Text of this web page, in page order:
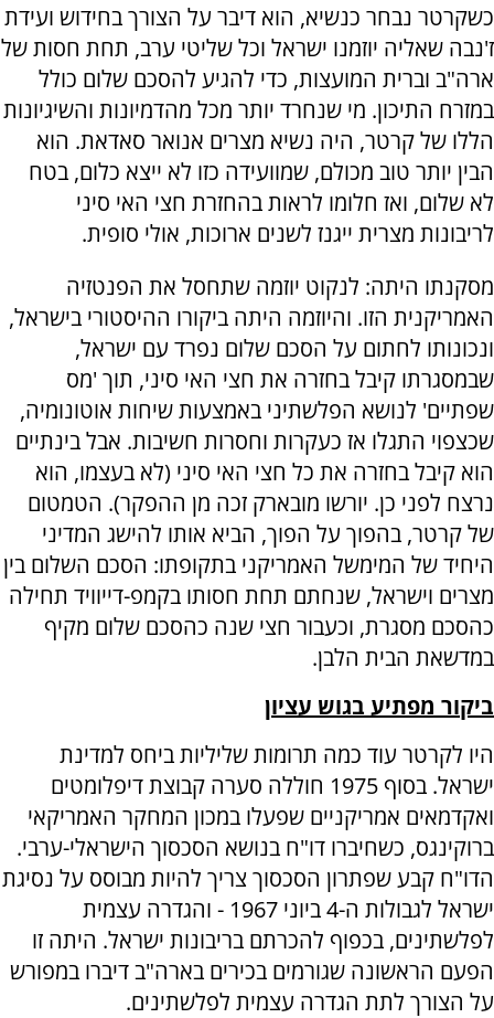
כשקרטר נבחר כנשיא, הוא דיבר על הצורך בחידוש ועידת
ז'נבה שאליה יוזמנו ישראל וכל שליטי ערב, תחת חסות של
ארה"ב וברית המועצות, כדי להגיע להסכם שלום כולל
במזרח התיכון. מי שנחרד יותר מכל מהדמיונות והשיגיונות
הללו של קרטר, היה נשיא מצרים אנואר סאדאת. הוא
הבין יותר טוב מכולם, שמוועידה כזו לא ייצא כלום, בטח
לא שלום, ואז חלומו לראות בהחזרת חצי האי סיני
לריבונות מצרית ייגנז לשנים ארוכות, אולי סופית.
מסקנתו היתה: לנקוט יוזמה שתחסל את הפנטזיה
האמריקנית הזו. והיוזמה היתה ביקורו ההיסטורי בישראל,
ונכונותו לחתום על הסכם שלום נפרד עם ישראל,
שבמסגרתו קיבל בחזרה את חצי האי סיני, תוך 'מס
שפתיים' לנושא הפלשתיני באמצעות שיחות אוטונומיה,
שכצפוי התגלו אז כעקרות וחסרות חשיבות. אבל בינתיים
הוא קיבל בחזרה את כל חצי האי סיני (לא בעצמו, הוא
נרצח לפני כן. יורשו מובארק זכה מן ההפקר). הטמטום
של קרטר, בהפוך על הפוך, הביא אותו להישג המדיני
היחיד של המימשל האמריקני בתקופתו: הסכם השלום בין
מצרים וישראל, שנחתם תחת חסותו בקמפ-דייוויד תחילה
כהסכם מסגרת, וכעבור חצי שנה כהסכם שלום מקיף
במדשאת הבית הלבן.
ביקור מפתיע בגוש עציון
היו לקרטר עוד כמה תרומות שליליות ביחס למדינת
ישראל. בסוף 1975 חוללה סערה קבוצת דיפלומטים
ואקדמאים אמריקניים שפעלו במכון המחקר האמריקאי
ברוקינגס, כשחיברו דו"ח בנושא הסכסוך הישראלי-ערבי.
הדו"ח קבע שפתרון הסכסוך צריך להיות מבוסס על נסיגת
ישראל לגבולות ה-4 ביוני 1967 - והגדרה עצמית
לפלשתינים, בכפוף להכרתם בריבונות ישראל. היתה זו
הפעם הראשונה שגורמים בכירים בארה"ב דיברו במפורש
על הצורך לתת הגדרה עצמית לפלשתינים.